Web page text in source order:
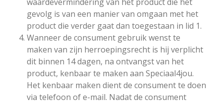
gevolg is van een manier van omgaan met het
product die verder gaat dan toegestaan in lid 1.
Wanneer de consument gebruik wenst te
maken van zijn herroepingsrecht is hij verplicht
dit binnen 14 dagen, na ontvangst van het
product, kenbaar te maken aan Speciaal4jou.
Het kenbaar maken dient de consument te doen
via telefoon of e-mail. Nadat de consument